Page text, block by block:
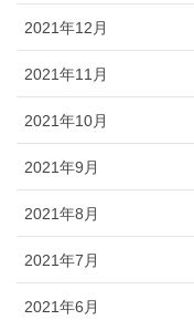
2021年12月
2021年11月
2021年10月
2021年9月
2021年8月
2021年7月
2021年6月